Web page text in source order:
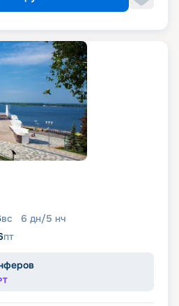
вс 6 дн/5 нч
пт